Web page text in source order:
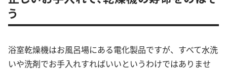
う
浴室乾燥機はお風呂場にある電化製品ですが、すべて水洗
いや洗剤でお手入れすればいいというわけではありませ